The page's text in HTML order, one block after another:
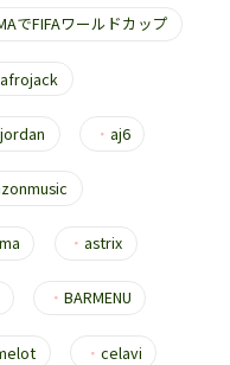
でFIFAワールドカップ
afrojack
・ aj6
・ astrix
・ BARMENU
・ celavi